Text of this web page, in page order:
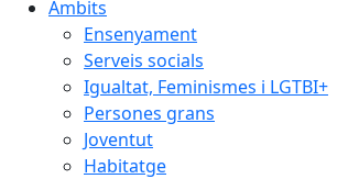
Àmbits
Ensenyament
Serveis socials
Igualtat, Feminismes i LGTBI+
Persones grans
Joventut
Habitatge